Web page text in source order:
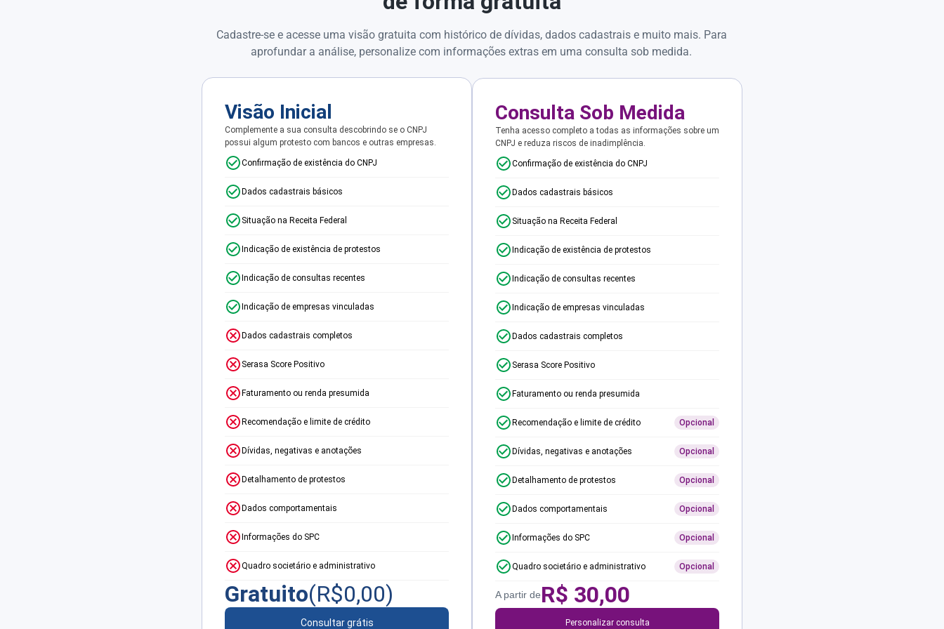
Cadastre-se e acesse uma visão gratuita com histórico de dívidas, dados cadastrais e muito mais. Para
aprofundar a análise, personalize com informações extras em uma consulta sob medida.
Visão Inicial
Complemente a sua consulta descobrindo se o CNPJ
possui algum protesto com bancos e outras empresas.
Confirmação de existência do CNPJ
Dados cadastrais básicos
Situação na Receita Federal
Indicação de existência de protestos
Indicação de consultas recentes
Indicação de empresas vinculadas
Dados cadastrais completos
Serasa Score Positivo
Faturamento ou renda presumida
Recomendação e limite de crédito
Dívidas, negativas e anotações
Detalhamento de protestos
Dados comportamentais
Informações do SPC
Quadro societário e administrativo
Gratuito(R$0,00)
Consultar grátis
Consulta Sob Medida
Tenha acesso completo a todas as informações sobre um
CNPJ e reduza riscos de inadimplência.
Confirmação de existência do CNPJ
Dados cadastrais básicos
Situação na Receita Federal
Indicação de existência de protestos
Indicação de consultas recentes
Indicação de empresas vinculadas
Dados cadastrais completos
Serasa Score Positivo
Faturamento ou renda presumida
Recomendação e limite de crédito Opcional
Dívidas, negativas e anotações Opcional
Detalhamento de protestos Opcional
Dados comportamentais Opcional
Informações do SPC Opcional
Quadro societário e administrativo Opcional
A partir deR$ 30,00
Personalizar consulta